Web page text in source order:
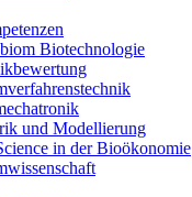
Biotechnologie
und Modellierung
in der Bioökonomie